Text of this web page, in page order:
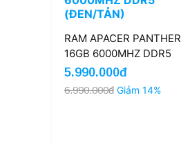
RAM APACER PANTHER
16GB 6000MHZ DDR5
(ĐEN/TẢN)
5.990.000đ
6.990.000đ Giảm 14%